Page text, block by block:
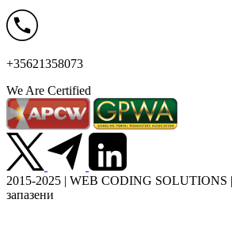
+35621358073
We Are Certified
2015-2025 | WEB CODING SOLUTIONS
запазени